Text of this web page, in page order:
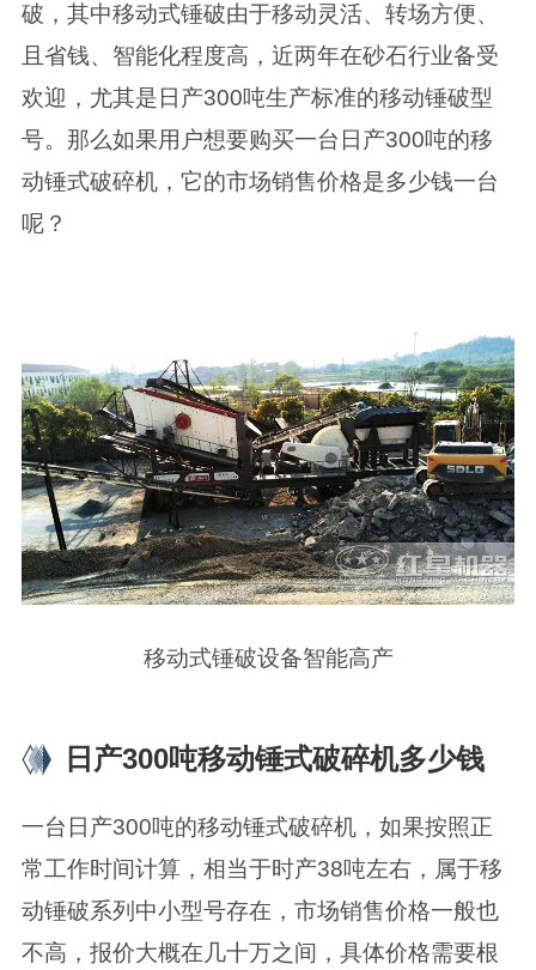
破，其中移动式锤破由于移动灵活、转场方便、
且省钱、智能化程度高，近两年在砂石行业备受
欢迎，尤其是日产300吨生产标准的移动锤破型
号。那么如果用户想要购买一台日产300吨的移
动锤式破碎机，它的市场销售价格是多少钱一台
呢？
移动式锤破设备智能高产
日产300吨移动锤式破碎机多少钱
一台日产300吨的移动锤式破碎机，如果按照正
常工作时间计算，相当于时产38吨左右，属于移
动锤破系列中小型号存在，市场销售价格一般也
不高，报价大概在几十万之间，具体价格需要根